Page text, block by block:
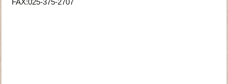
FAX:025-375-2707